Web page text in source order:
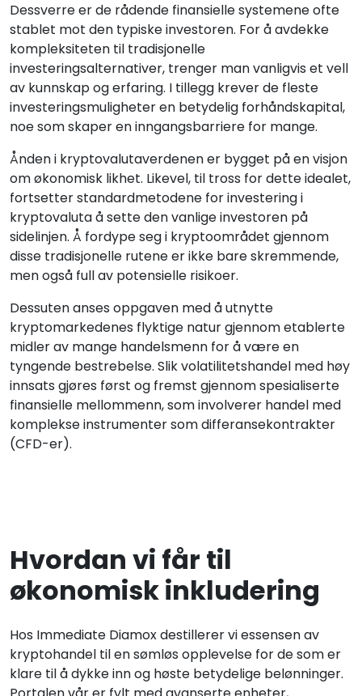
Dessverre er de rådende finansielle systemene ofte
stablet mot den typiske investoren. For å avdekke
kompleksiteten til tradisjonelle
investeringsalternativer, trenger man vanligvis et vell
av kunnskap og erfaring. I tillegg krever de fleste
investeringsmuligheter en betydelig forhåndskapital,
noe som skaper en inngangsbarriere for mange.
Ånden i kryptovalutaverdenen er bygget på en visjon
om økonomisk likhet. Likevel, til tross for dette idealet,
fortsetter standardmetodene for investering i
kryptovaluta å sette den vanlige investoren på
sidelinjen. Å fordype seg i kryptoområdet gjennom
disse tradisjonelle rutene er ikke bare skremmende,
men også full av potensielle risikoer.
Dessuten anses oppgaven med å utnytte
kryptomarkedenes flyktige natur gjennom etablerte
midler av mange handelsmenn for å være en
tyngende bestrebelse. Slik volatilitetshandel med høy
innsats gjøres først og fremst gjennom spesialiserte
finansielle mellommenn, som involverer handel med
komplekse instrumenter som differansekontrakter
(CFD-er).
Hvordan vi får til
økonomisk inkludering
Hos Immediate Diamox destillerer vi essensen av
kryptohandel til en sømløs opplevelse for de som er
klare til å dykke inn og høste betydelige belønninger.